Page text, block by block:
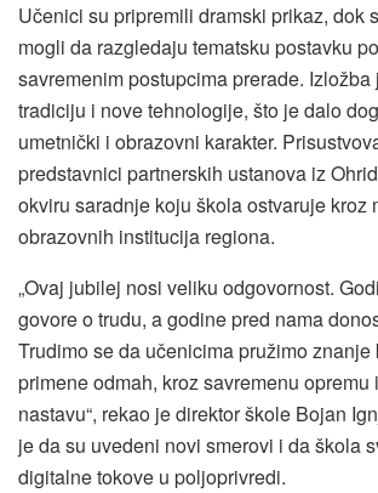
Učenici su pripremili dramski prikaz, dok
mogli da razgledaju tematsku postavku
savremenim postupcima prerade.
tradiciju i nove tehnologije, što je dalo
umetnički i obrazovni karakter.
predstavnici partnerskih ustanova iz
okviru saradnje koju škola ostvaruje kroz
obrazovnih institucija regiona.
„Ovaj jubilej nosi veliku odgovornost.
govore o trudu, a godine pred nama
Trudimo se da učenicima pružimo
primene odmah, kroz savremenu opremu
nastavu“, rekao je direktor škole Bojan
je da su uvedeni novi smerovi i da škola
digitalne tokove u poljoprivredi.